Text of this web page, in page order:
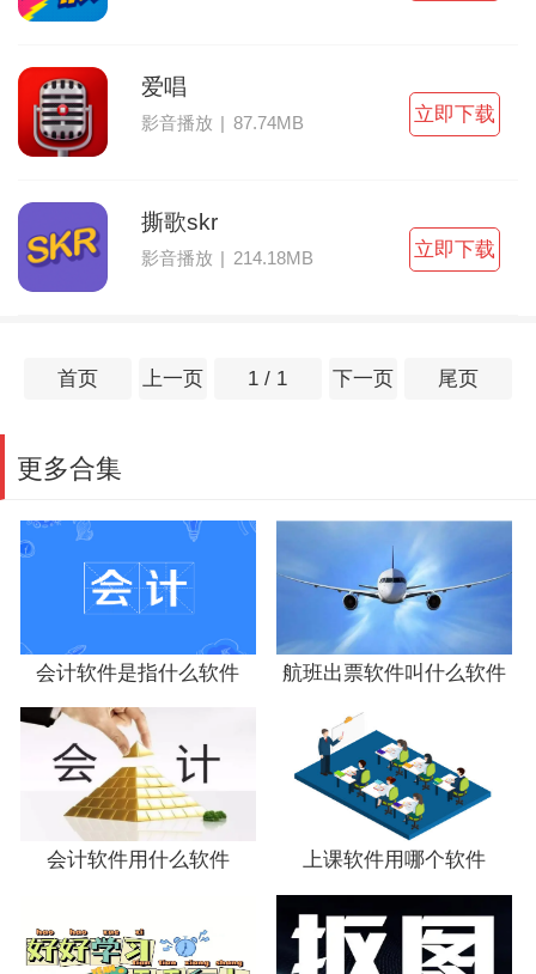
爱唱
影音播放 | 87.74MB 立即下载
撕歌skr
影音播放 | 214.18MB 立即下载
首页 上一页 1 / 1 下一页 尾页
更多合集
会计软件是指什么软件 航班出票软件叫什么软件
会计软件用什么软件 上课软件用哪个软件